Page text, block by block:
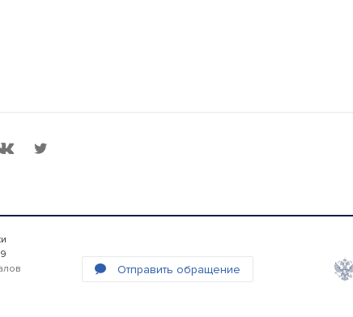
Отправить обращение